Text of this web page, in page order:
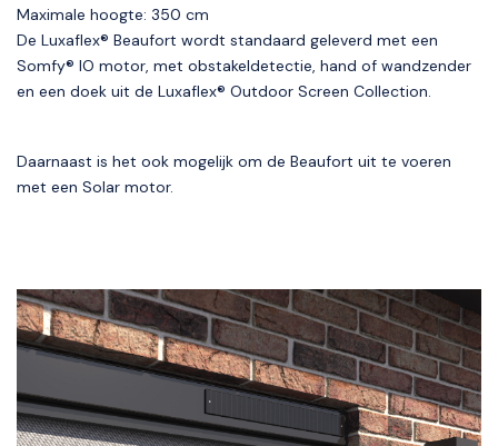
Maximale hoogte: 350 cm
De Luxaflex® Beaufort wordt standaard geleverd met een
Somfy® IO motor, met obstakeldetectie, hand of wandzender
en een doek uit de Luxaflex® Outdoor Screen Collection.
Daarnaast is het ook mogelijk om de Beaufort uit te voeren
met een Solar motor.